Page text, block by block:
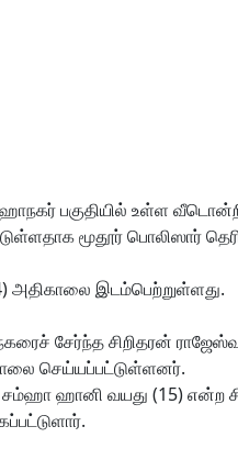
பகுதியில் உள்ள
மூதூர் பொலிஸார்
இடம்பெற்றுள்ளது.
சேர்ந்த சிறிதரன்
செய்யப்பட்டுள்ளனர்.
சம்ஹா ஹானி வயது (15) என்ற